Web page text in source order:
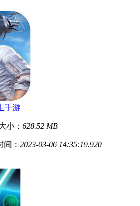
手游
小： 628.52 MB
间： 2023-03-06 14:35:19.920